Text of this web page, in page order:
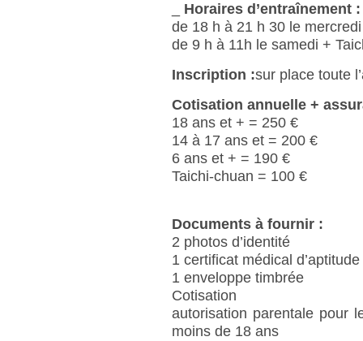
Horaires d’entraînement :
de 18 h à 21 h 30 le
de 9 h à 11h le samedi +
Inscription :sur place toute
Cotisation annuelle +
18 ans et + = 250 €
14 à 17 ans et = 200 €
6 ans et + = 190 €
Taichi-chuan = 100 €
Documents à fournir :
2 photos d’identité
1 certificat médical d’aptitude
1 enveloppe timbrée
Cotisation
autorisation parentale pour
moins de 18 ans